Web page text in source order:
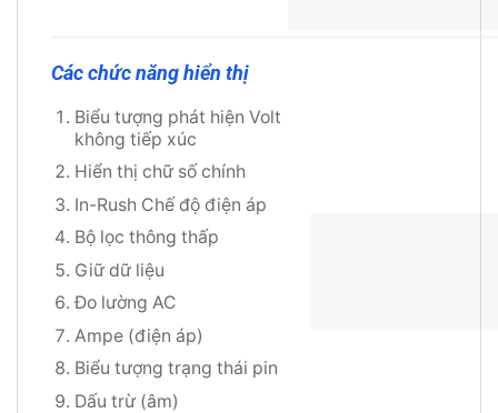
Các chức năng hiển thị
Biểu tượng phát hiện Volt
không tiếp xúc
Hiển thị chữ số chính
In-Rush Chế độ điện áp
Bộ lọc thông thấp
Giữ dữ liệu
Đo lường AC
Ampe (điện áp)
Biểu tượng trạng thái pin
Dấu trừ (âm)